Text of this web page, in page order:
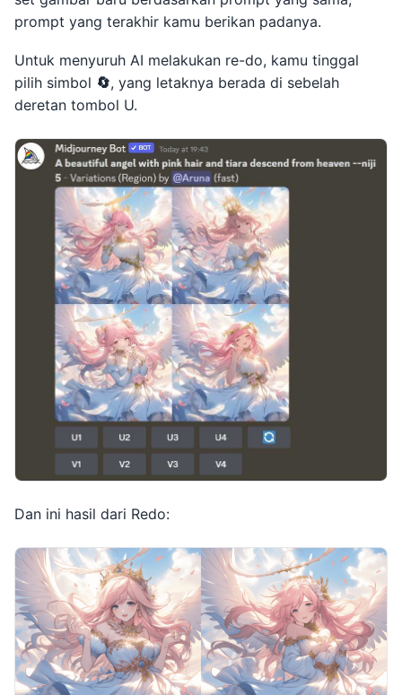
prompt yang terakhir kamu berikan padanya.
Untuk menyuruh AI melakukan re-do, kamu tinggal
pilih simbol 🔄, yang letaknya berada di sebelah
deretan tombol U.
Dan ini hasil dari Redo: